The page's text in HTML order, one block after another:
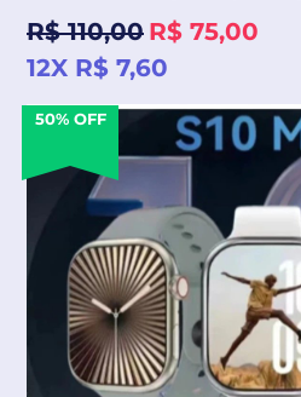
Preço
normal
R$ 110,00 R$ 75,00
12X R$ 7,60
50% OFF